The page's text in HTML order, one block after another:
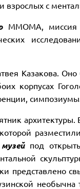
взрослых с
ММОМА, миссия
Казакова.
корпусах
симпозиумы.
музейпод
представлено
необычна